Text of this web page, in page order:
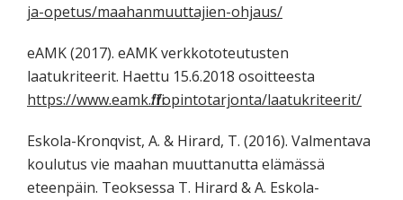
ja-opetus/maahanmuuttajien-ohjaus/
eAMK (2017). eAMK verkkototeutusten
laatukriteerit. Haettu 15.6.2018 osoitteesta
https://www.eamk.fi/fi/opintotarjonta/laatukriteerit/
Eskola-Kronqvist, A. & Hirard, T. (2016). Valmentava
koulutus vie maahan muuttanutta elämässä
eteenpäin. Teoksessa T. Hirard & A. Eskola-